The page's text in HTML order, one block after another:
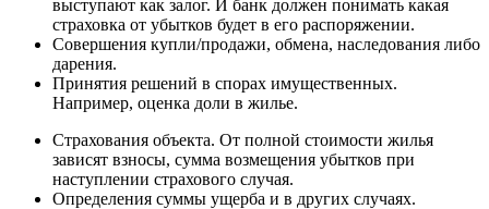
выступают как залог. И банк должен понимать какая
страховка от убытков будет в его распоряжении.
Совершения купли/продажи, обмена, наследования либо
дарения.
Принятия решений в спорах имущественных.
Например, оценка доли в жилье.
Страхования объекта. От полной стоимости жилья
зависят взносы, сумма возмещения убытков при
наступлении страхового случая.
Определения суммы ущерба и в других случаях.